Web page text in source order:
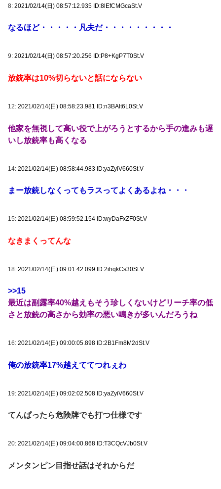
8: 2021/02/14(日) 08:57:12.935 ID:8lEfCMGcaSt.V
なるほど・・・・・凡夫だ・・・・・・・・・
9: 2021/02/14(日) 08:57:20.256 ID:P8+KgP7T0St.V
放銃率は10%切らないと話にならない
12: 2021/02/14(日) 08:58:23.981 ID:n3BAlt6L0St.V
他家を無視して高い役で上がろうとするから手の進みも遅
いし放銃率も高くなる
14: 2021/02/14(日) 08:58:44.983 ID:yaZyiV660St.V
まー放銃しなくってもラスってよくあるよね・・・
15: 2021/02/14(日) 08:59:52.154 ID:wyDaFxZF0St.V
なきまくってんな
18: 2021/02/14(日) 09:01:42.099 ID:2ihqkCs30St.V
>>15
最近は副露率40%越えもそう珍しくないけどリーチ率の低
さと放銃の高さから効率の悪い鳴きが多いんだろうね
16: 2021/02/14(日) 09:00:05.898 ID:2B1Fm8M2dSt.V
俺の放銃率17%越えててつれぇわ
19: 2021/02/14(日) 09:02:02.508 ID:yaZyiV660St.V
てんぱったら危険牌でも打つ仕様です
20: 2021/02/14(日) 09:04:00.868 ID:T3CQcVJb0St.V
メンタンピン目指せ話はそれからだ